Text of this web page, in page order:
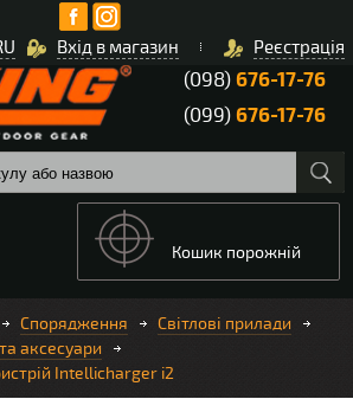
Вхід в магазин Реєстрація
(098)676-17-76
(099)676-17-76
Кошик порожній
Спорядження
Світлові прилади
аксесуари
Intellicharger i2